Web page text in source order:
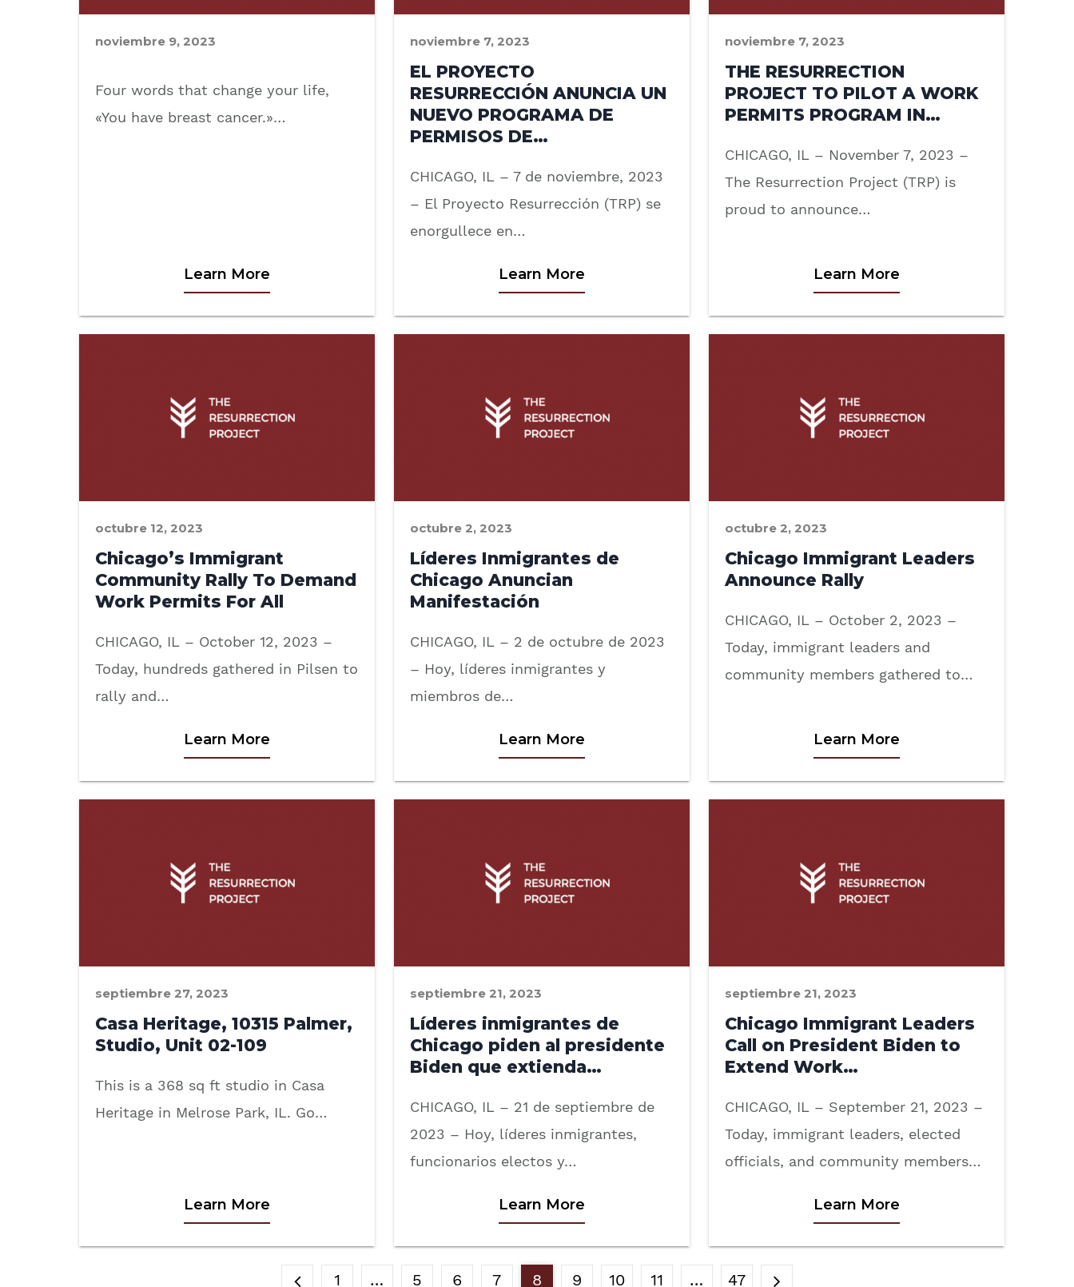
noviembre 9, 2023
Four words that change your life,
«You have breast cancer.»…
Learn More
noviembre 7, 2023
EL PROYECTO
RESURRECCIÓN ANUNCIA UN
NUEVO PROGRAMA DE
PERMISOS DE…
CHICAGO, IL – 7 de noviembre, 2023
– El Proyecto Resurrección (TRP) se
enorgullece en…
Learn More
noviembre 7, 2023
THE RESURRECTION
PROJECT TO PILOT A WORK
PERMITS PROGRAM IN…
CHICAGO, IL – November 7, 2023 –
The Resurrection Project (TRP) is
proud to announce…
Learn More
octubre 12, 2023
Chicago’s Immigrant
Community Rally To Demand
Work Permits For All
CHICAGO, IL – October 12, 2023 –
Today, hundreds gathered in Pilsen to
rally and…
Learn More
octubre 2, 2023
Líderes Inmigrantes de
Chicago Anuncian
Manifestación
CHICAGO, IL – 2 de octubre de 2023
– Hoy, líderes inmigrantes y
miembros de…
Learn More
octubre 2, 2023
Chicago Immigrant Leaders
Announce Rally
CHICAGO, IL – October 2, 2023 –
Today, immigrant leaders and
community members gathered to…
Learn More
septiembre 27, 2023
Casa Heritage, 10315 Palmer,
Studio, Unit 02-109
This is a 368 sq ft studio in Casa
Heritage in Melrose Park, IL. Go…
Learn More
septiembre 21, 2023
Líderes inmigrantes de
Chicago piden al presidente
Biden que extienda…
CHICAGO, IL – 21 de septiembre de
2023 – Hoy, líderes inmigrantes,
funcionarios electos y…
Learn More
septiembre 21, 2023
Chicago Immigrant Leaders
Call on President Biden to
Extend Work…
CHICAGO, IL – September 21, 2023 –
Today, immigrant leaders, elected
officials, and community members…
Learn More
1 … 5 6 7 8 9 10 11 … 47